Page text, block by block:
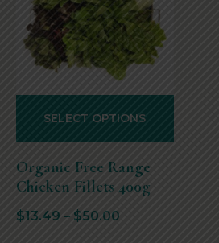
Organic Free Range
Chicken Fillets 400g
$13.49 – $50.00
SELECT OPTIONS